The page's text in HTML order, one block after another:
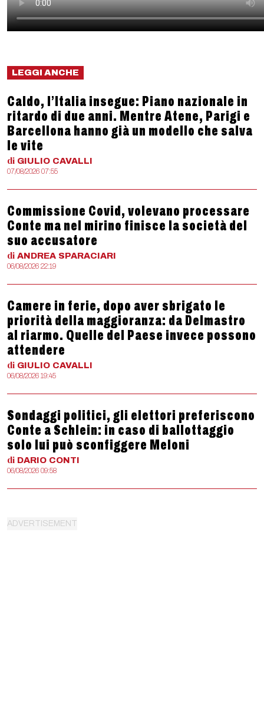
LEGGI ANCHE
Caldo, l’Italia insegue: Piano nazionale in
ritardo di due anni. Mentre Atene, Parigi e
Barcellona hanno già un modello che salva
le vite
di GIULIO CAVALLI
07/08/2026 07:55
Commissione Covid, volevano processare
Conte ma nel mirino finisce la società del
suo accusatore
di ANDREA SPARACIARI
06/08/2026 22:19
Camere in ferie, dopo aver sbrigato le
priorità della maggioranza: da Delmastro
al riarmo. Quelle del Paese invece possono
attendere
di GIULIO CAVALLI
06/08/2026 19:45
Sondaggi politici, gli elettori preferiscono
Conte a Schlein: in caso di ballottaggio
solo lui può sconfiggere Meloni
di DARIO CONTI
06/08/2026 09:58